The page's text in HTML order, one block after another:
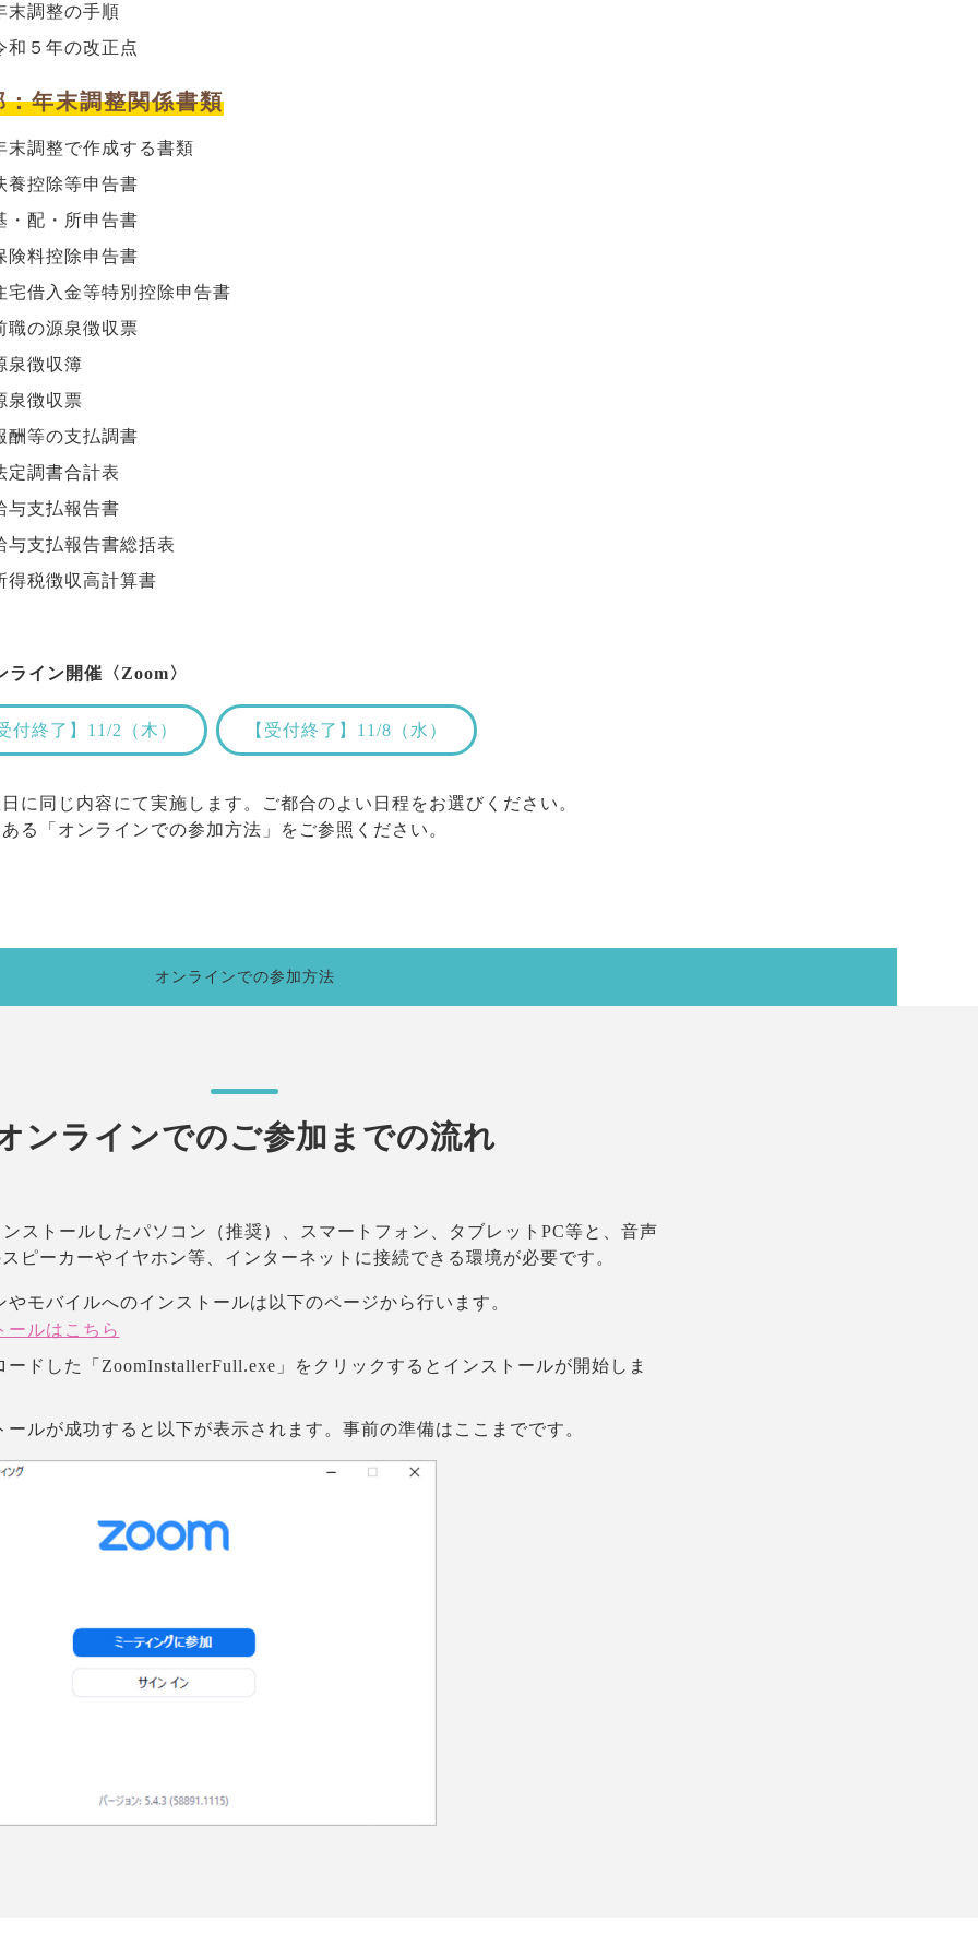
末調整の手順
和５年の改正点
：年末調整関係書類
末調整で作成する書類
養控除等申告書
・配・所申告書
険料控除申告書
宅借入金等特別控除申告書
職の源泉徴収票
泉徴収簿
泉徴収票
酬等の支払調書
定調書合計表
与支払報告書
与支払報告書総括表
得税徴収高計算書
ライン開催〈Zoom〉
付終了】11/2（木） 【受付終了】11/8（水）
に同じ内容にて実施します。ご都合のよい日程をお選びください。
る「オンラインでの参加方法」をご参照ください。
オンラインでの参加方法
ンラインでのご参加までの流れ
ストールしたパソコン（推奨）、スマートフォン、タブレットPC等と、音声
ピーカーやイヤホン等、インターネットに接続できる環境が必要です。
やモバイルへのインストールは以下のページから行います。
ールはこちら
ードした「ZoomInstallerFull.exe」をクリックするとインストールが開始しま
ールが成功すると以下が表示されます。事前の準備はここまでです。